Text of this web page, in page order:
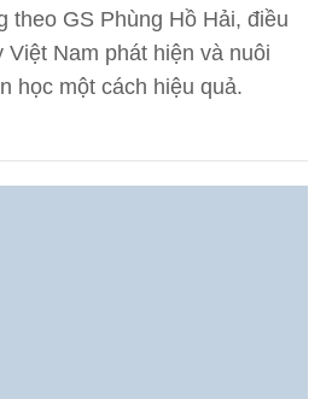
theo GS Phùng Hồ Hải, điều
Việt Nam phát hiện và nuôi
học một cách hiệu quả.